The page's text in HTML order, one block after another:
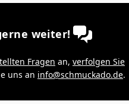
weiter!
Fragen an, verfolgen Sie
uns an info@schmuckado.de.